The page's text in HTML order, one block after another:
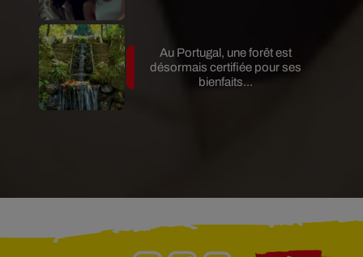
Au Portugal, une forêt est
désormais certifiée pour ses
bienfaits...